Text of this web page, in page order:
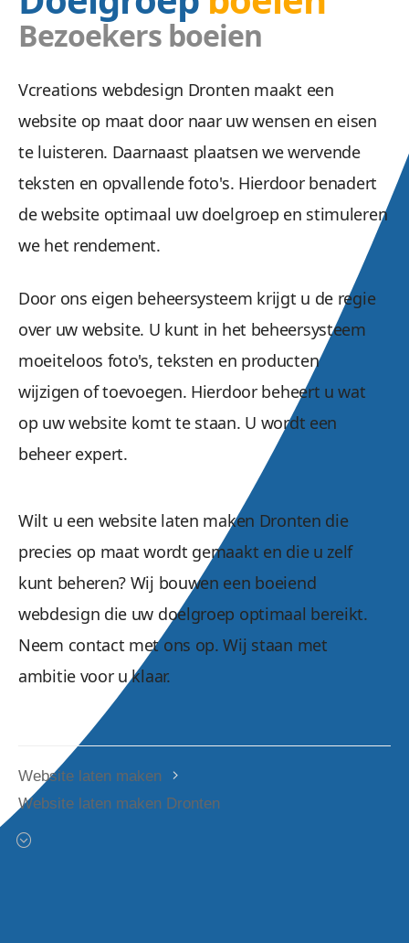
Bezoekers boeien
Vcreations webdesign Dronten maakt een
website op maat door naar uw wensen en eisen
te luisteren. Daarnaast plaatsen we wervende
teksten en opvallende foto's. Hierdoor benadert
de website optimaal uw doelgroep en stimuleren
we het rendement.
Door ons eigen beheersysteem krijgt u de regie
over uw website. U kunt in het beheersysteem
moeiteloos foto's, teksten en producten
wijzigen of toevoegen. Hierdoor beheert u wat
op uw website komt te staan. U wordt een
beheer expert.
Wilt u een website laten maken Dronten die
precies op maat wordt gemaakt en die u zelf
kunt beheren? Wij bouwen een boeiend
webdesign die uw doelgroep optimaal bereikt.
Neem contact met ons op. Wij staan met
ambitie voor u klaar.
Website laten maken
Website laten maken Dronten